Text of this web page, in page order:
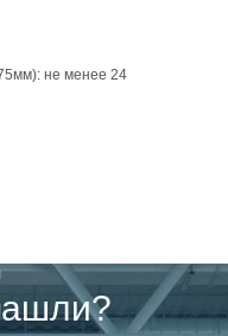
не менее 24